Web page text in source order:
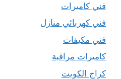
فني كاميرات
فني كهربائي منازل
فني مكيفات
كاميرات مراقبة
كراج الكويت